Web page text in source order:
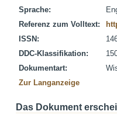
Sprache:
Referenz zum Volltext:
ISSN:
DDC-Klassifikation:
Dokumentart:
Zur Langanzeige
Das Dokument